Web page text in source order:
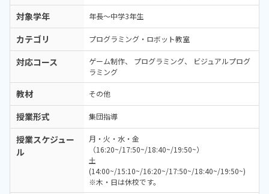
対象学年 年長～中学3年生
カテゴリ プログラミング・ロボット教室
対応コース ゲーム制作 プログラミング
ビジュアルプログ
ラミング
教材 その他
授業形式 集団指導
授業スケジュー
ル
月・火・水・金
（16:20~/17:50~/18:40~/19:50~）
土
(14:00~/15:10~/16:20~/17:50~/18:40~/19:50~)
※木・日は休校です。